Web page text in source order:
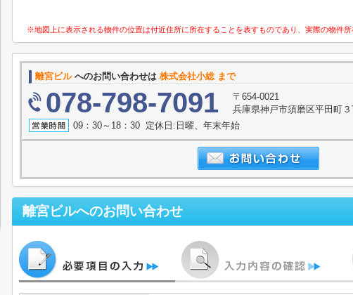
※地図上に表示される物件の位置は付近住所に所在することを表すものであり、実際の物件所
離宮ビルへのお問い合わせは 株式会社小総 まで
078-798-7091
〒654-0021
兵庫県神戸市須磨区平田町
09：30～18：30 定休日:日曜、年末年始
離宮ビルへのお問い合わせ